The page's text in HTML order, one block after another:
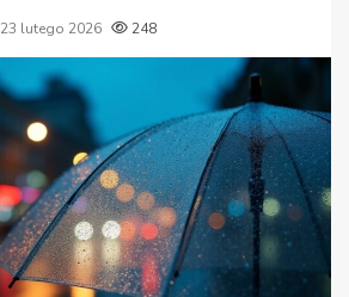
23 lutego 2026 248